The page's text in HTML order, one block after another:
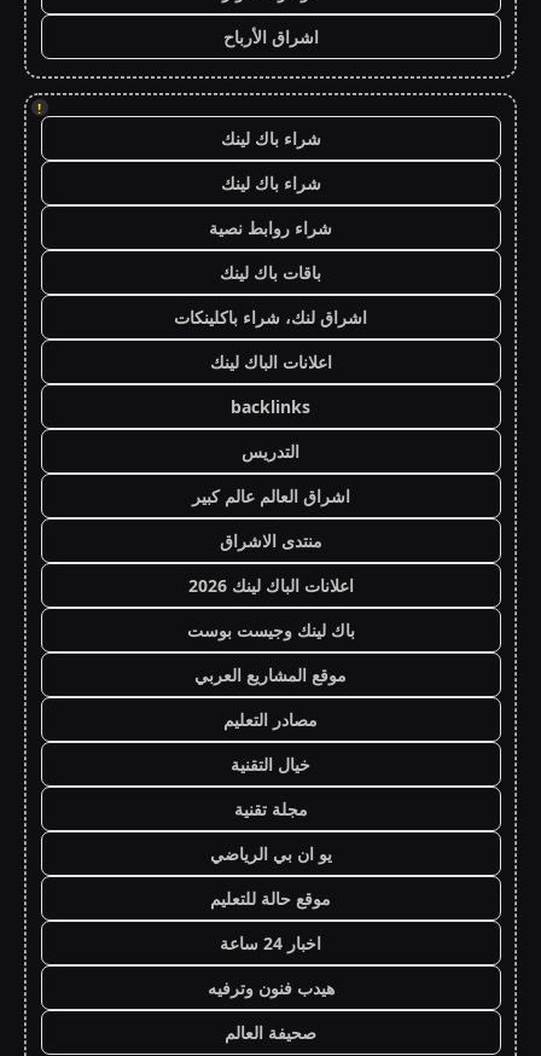
اشراق الأرباح
!
شراء باك لينك
شراء باك لينك
شراء روابط نصية
باقات باك لينك
اشراق لنك، شراء باكلينكات
اعلانات الباك لينك
backlinks
التدريس
اشراق العالم عالم كبير
منتدى الاشراق
اعلانات الباك لينك 2026
باك لينك وجيست بوست
موقع المشاريع العربي
مصادر التعليم
خيال التقنية
مجلة تقنية
يو ان بي الرياضي
موقع حالة للتعليم
اخبار 24 ساعة
هيدب فنون وترفيه
صحيفة العالم